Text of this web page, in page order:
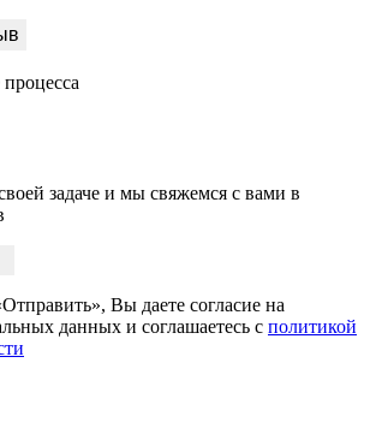
задаче и мы свяжемся с вами в
Вы даете согласие на
данных и соглашаетесь с политикой